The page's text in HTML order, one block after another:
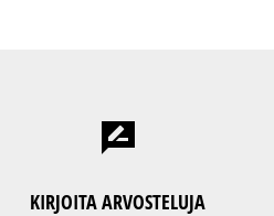
KIRJOITA ARVOSTELUJA